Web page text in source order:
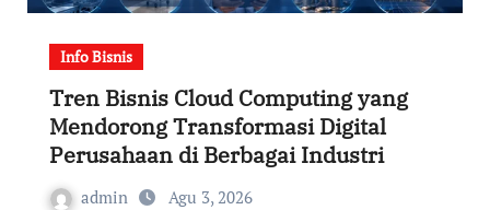
Info Bisnis
Tren Bisnis Cloud Computing yang
Mendorong Transformasi Digital
Perusahaan di Berbagai Industri
admin Agu 3, 2026